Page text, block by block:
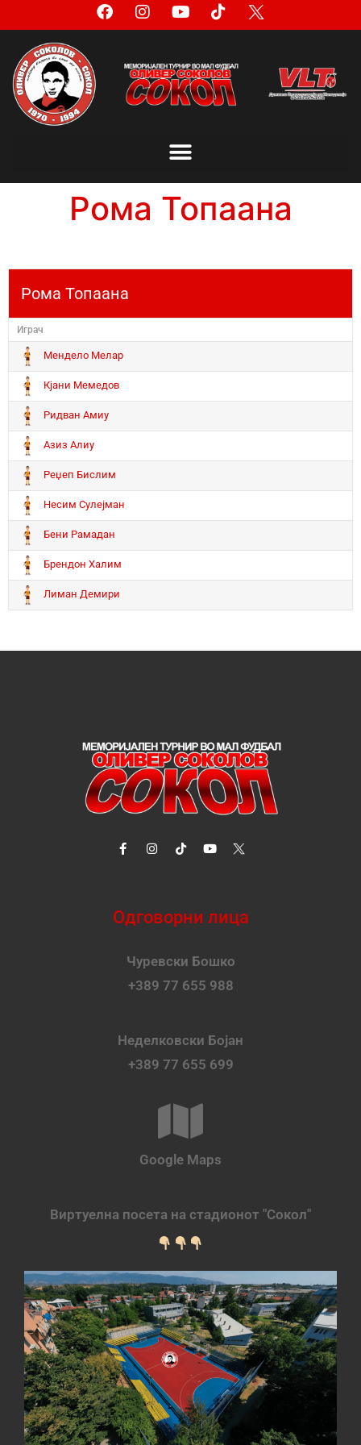
Рома Топаана
Рома Топаана
Играч
Мендело Мелар
Кјани Мемедов
Ридван Амиу
Азиз Алиу
Реџеп Бислим
Несим Сулејман
Бени Рамадан
Брендон Халим
Лиман Демири
Одговорни лица
Чуревски Бошко
+389 77 655 988
Неделковски Бојан
+389 77 655 699
Google Maps
Виртуелна посета на стадионот "Сокол"